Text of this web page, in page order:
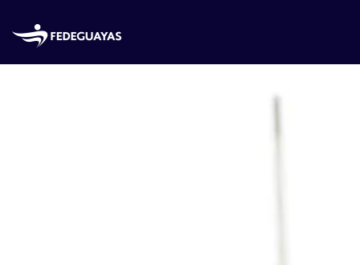
Skip to main content